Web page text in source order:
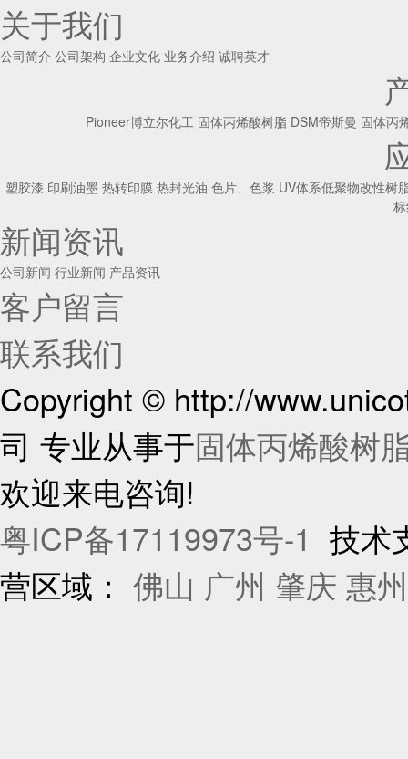
关于我们
公司简介 公司架构 企业文化 业务介绍 诚聘英才
Pioneer博立尔化工 固体丙烯酸树脂 DSM帝斯曼 固体丙
塑胶漆 印刷油墨 热转印膜 热封光油 色片、色浆 UV体系低聚物改性树
新闻资讯
公司新闻 行业新闻 产品资讯
客户留言
联系我们
Copyright © http://
司 专业从事于固体丙烯酸树
欢迎来电咨询!
粤ICP备17119973号-1 技术
营区域： 佛山 广州 肇庆 惠州